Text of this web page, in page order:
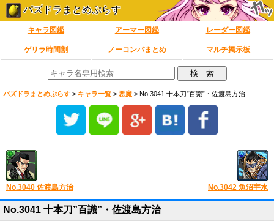
パズドラまとめぷらす
キャラ図鑑 アーマー図鑑 レーダー図鑑
ゲリラ時間割 ノーコンパまとめ マルチ掲示板
パズドラまとめぷらす > キャラ一覧 > 悪魔 > No.3041 十本刀”百識”・佐渡島方治
No.3040 佐渡島方治 No.3042 魚沼宇水
No.3041 十本刀”百識”・佐渡島方治